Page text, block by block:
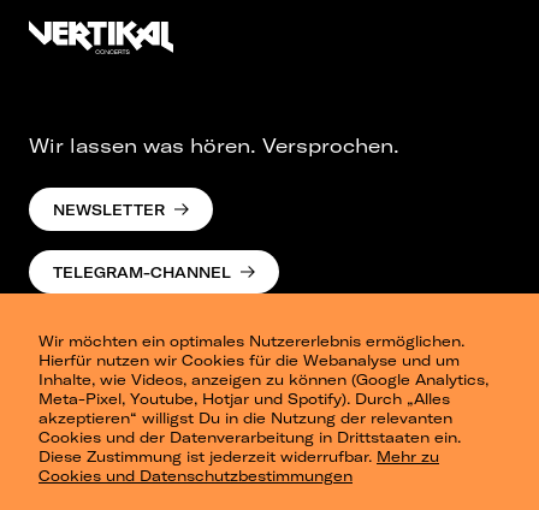
Wir möchten ein optimales Nutzererlebnis ermöglichen.
Hierfür nutzen wir Cookies für die Webanalyse und um
Inhalte, wie Videos, anzeigen zu können (Google Analytics,
Meta-Pixel, Youtube, Hotjar und Spotify). Durch „Alles
akzeptieren“ willigst Du in die Nutzung der relevanten
Cookies und der Datenverarbeitung in Drittstaaten ein.
Diese Zustimmung ist jederzeit widerrufbar. Mehr zu
Cookies und Datenschutzbestimmungen
Wir lassen was hören. Versprochen.
NEWSLETTER
TELEGRAM-CHANNEL
Presse
Berlin
Dresden